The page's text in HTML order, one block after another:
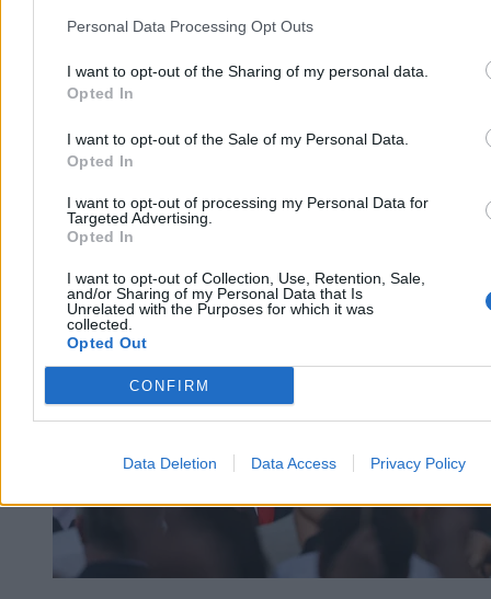
Personal Data Processing Opt Outs
I want to opt-out of the Sharing of my personal data.
Opted In
I want to opt-out of the Sale of my Personal Data.
Opted In
I want to opt-out of processing my Personal Data for
Targeted Advertising.
Opted In
I want to opt-out of Collection, Use, Retention, Sale,
and/or Sharing of my Personal Data that Is
Unrelated with the Purposes for which it was
collected.
Opted Out
CONFIRM
Data Deletion Data Access Privacy Policy
Pan Darek, 50-letni kierowca warszawskiego autobusu, w upalny
Pasażerowie warszawskiej linii 213 kibicowali mu i gratulowali
odwagi. Inaczej zareagował ZTM – po kontroli inspektorów
kierowca dostał karę za niezgodny z regulaminem strój.
Dzisiaj 15:39